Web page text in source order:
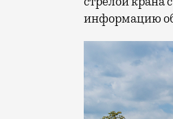
информацию об